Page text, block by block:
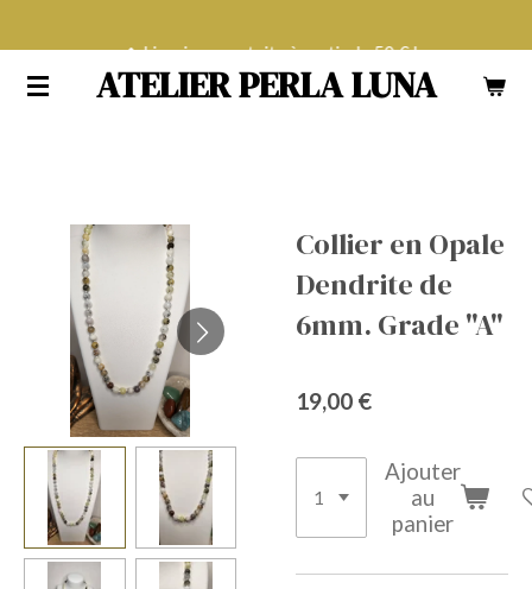
contenu
ATELIER PERLA LUNA
Livraison gratuite à partir de 50 € !
Collier en Opale
Dendrite de
6mm. Grade "A"
19,00 €
Ajouter
au
panier